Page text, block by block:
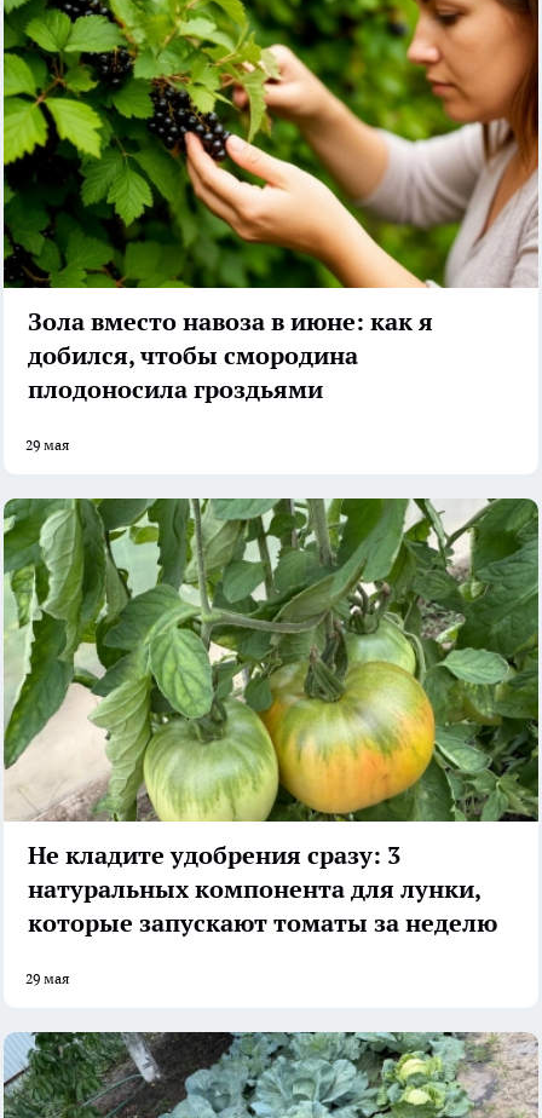
Зола вместо навоза в июне: как я
добился, чтобы смородина
плодоносила гроздьями
29 мая
Не кладите удобрения сразу: 3
натуральных компонента для лунки,
которые запускают томаты за неделю
29 мая